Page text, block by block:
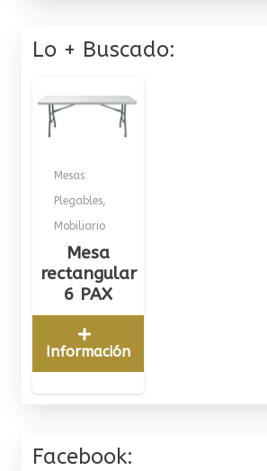
Lo + Buscado:
Mesas
Plegables
Mobiliario
Mesa
rectangular
6 PAX
Información
Facebook: